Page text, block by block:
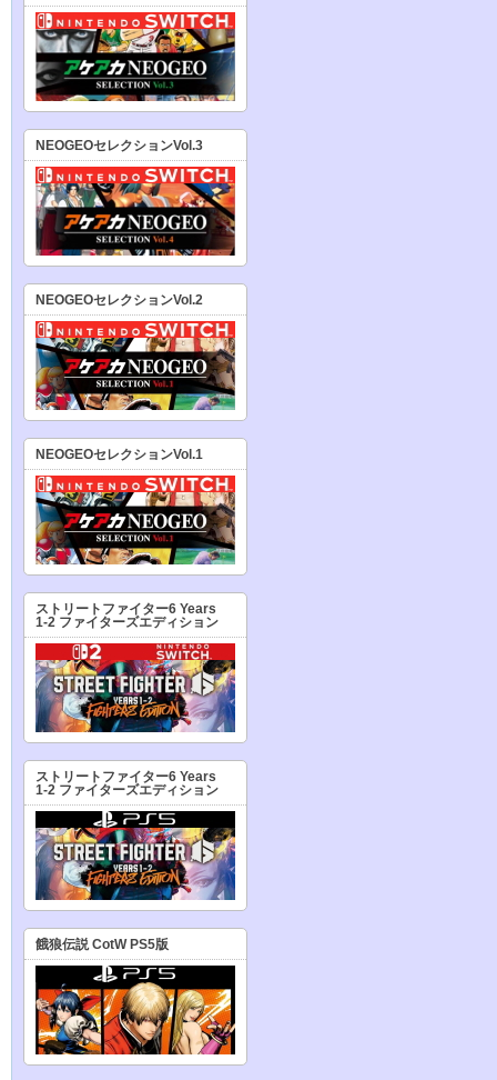
NEOGEOセレクションVol.3
NEOGEOセレクションVol.2
NEOGEOセレクションVol.1
ストリートファイター6 Years
1-2 ファイターズエディション
ストリートファイター6 Years
1-2 ファイターズエディション
餓狼伝説 CotW PS5版